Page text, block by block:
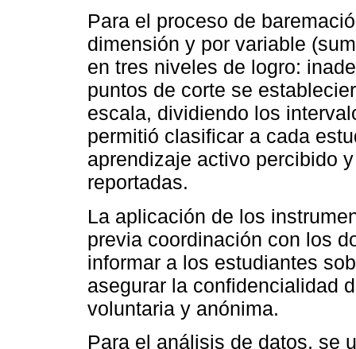
Para el proceso de
dimensión y por variable
en tres niveles de logro:
puntos de corte se
escala, dividiendo los
permitió clasificar a cada
aprendizaje activo percibido
reportadas.
La aplicación de los
previa coordinación con los
informar a los estudiantes
asegurar la confidencialidad
voluntaria y anónima.
Para el análisis de datos, se